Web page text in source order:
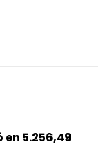
5.256,49